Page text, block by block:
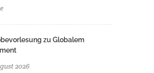
zu Globalem
2026